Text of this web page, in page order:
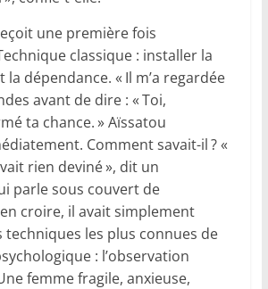
une première fois
classique : installer la
la dépendance. « Il m’a regardée
avant de dire : « Toi,
ta chance. » Aïssatou
Comment savait-il ? «
rien deviné », dit un
parle sous couvert de
croire, il avait simplement
techniques les plus connues de
: l’observation
femme fragile, anxieuse,